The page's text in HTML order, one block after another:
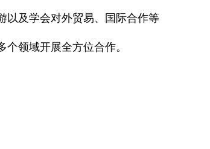
以及学会对外贸易、国际合作等
领域开展全方位合作。